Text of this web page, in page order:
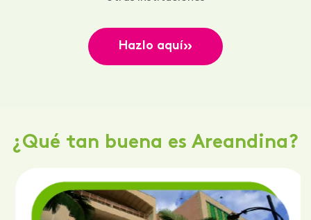
Hazlo aquí»
¿Qué tan buena es Areandina?